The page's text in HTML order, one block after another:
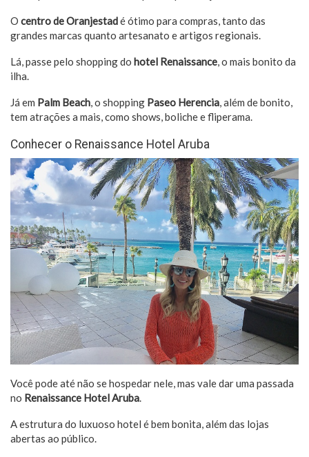
O centro de Oranjestadé ótimo para compras, tanto das
grandes marcas quanto artesanato e artigos regionais.
Lá, passe pelo shopping do hotel Renaissance, o mais bonito da
ilha.
Já em Palm Beach, o shopping Paseo Herencia, além de bonito,
tem atrações a mais, como shows, boliche e fliperama.
Conhecer o Renaissance Hotel Aruba
Você pode até não se hospedar nele, mas vale dar uma passada
no Renaissance Hotel Aruba
A estrutura do luxuoso hotel é bem bonita, além das lojas
abertas ao público.